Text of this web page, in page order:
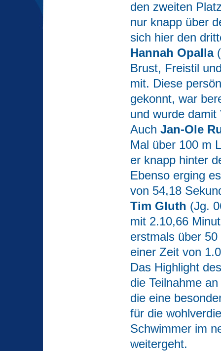
den zweiten
nur knapp über
sich hier den
Hannah Opalla
Brust, Freistil
mit. Diese
gekonnt, war
und wurde
Auch Jan-Ole
Mal über 100 m
er knapp hinter
Ebenso erging
von 54,18
Tim Gluth (Jg.
mit 2.10,66
erstmals über
einer Zeit von
Das Highlight
die Teilnahme
die eine
für die
Schwimmer im
weitergeht.